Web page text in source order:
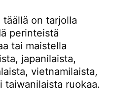
täällä on tarjolla
perinteistä
tai maistella
japanilaista,
vietnamilaista,
taiwanilaista ruokaa.